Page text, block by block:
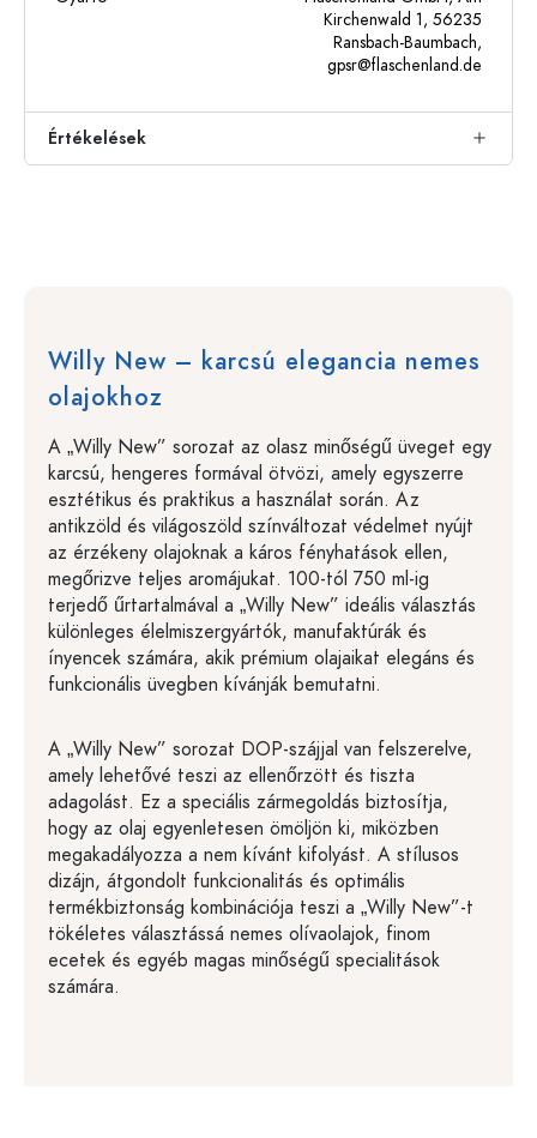
Kirchenwald 1, 56235
Ransbach-Baumbach,
gpsr@flaschenland.de
Értékelések
Willy New – karcsú elegancia nemes
olajokhoz
A „Willy New” sorozat az olasz minőségű üveget egy
karcsú, hengeres formával ötvözi, amely egyszerre
esztétikus és praktikus a használat során. Az
antikzöld és világoszöld színváltozat védelmet nyújt
az érzékeny olajoknak a káros fényhatások ellen,
megőrizve teljes aromájukat. 100-tól 750 ml-ig
terjedő űrtartalmával a „Willy New” ideális választás
különleges élelmiszergyártók, manufaktúrák és
ínyencek számára, akik prémium olajaikat elegáns és
funkcionális üvegben kívánják bemutatni.
A „Willy New” sorozat DOP-szájjal van felszerelve,
amely lehetővé teszi az ellenőrzött és tiszta
adagolást. Ez a speciális zármegoldás biztosítja,
hogy az olaj egyenletesen ömöljön ki, miközben
megakadályozza a nem kívánt kifolyást. A stílusos
dizájn, átgondolt funkcionalitás és optimális
termékbiztonság kombinációja teszi a „Willy New”-t
tökéletes választássá nemes olívaolajok, finom
ecetek és egyéb magas minőségű specialitások
számára.